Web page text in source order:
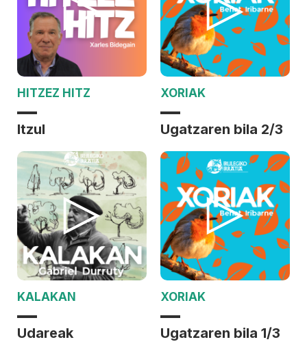
HITZEZ HITZ
Itzul
XORIAK
Ugatzaren bila 2/3
KALAKAN
Udareak
XORIAK
Ugatzaren bila 1/3